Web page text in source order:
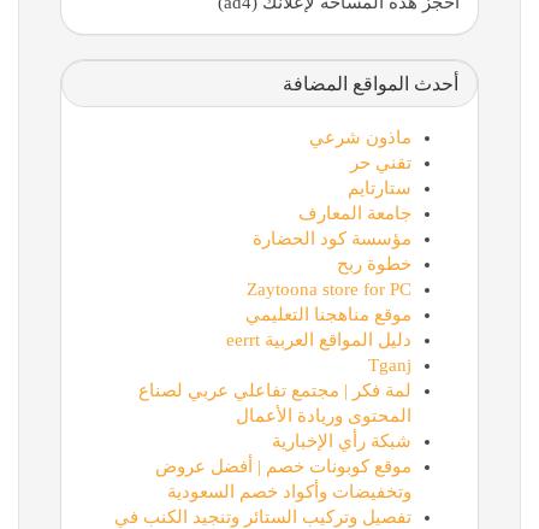
أحدث المواقع المضافة
ماذون شرعي
تقني حر
ستارتايم
جامعة المعارف
مؤسسة كود الحضارة
خطوة ربح
Zaytoona store for PC
موقع مناهجنا التعليمي
دليل المواقع العربية eerrt
Tganj
لمة فكر | مجتمع تفاعلي عربي لصناع
المحتوى وريادة الأعمال
شبكة رأي الإخبارية
موقع كوبونات خصم | أفضل عروض
وتخفيضات وأكواد خصم السعودية
تفصيل وتركيب الستائر وتنجيد الكنب في